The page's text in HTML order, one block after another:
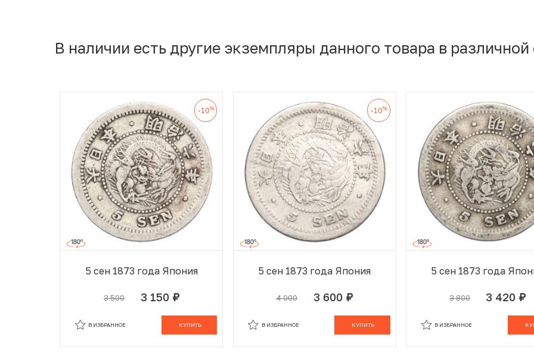
В наличии есть другие экземпляры данного товара в различной
-10%
5 сен 1873 года Япония
3 500 3 150 руб.
КУПИТЬ
В ИЗБРАННОЕ
-10%
5 сен 1873 года Япония
4 000 3 600 руб.
КУПИТЬ
В ИЗБРАННОЕ
5 сен 1873 года
3 800 3 420 руб.
В ИЗБРАННОЕ